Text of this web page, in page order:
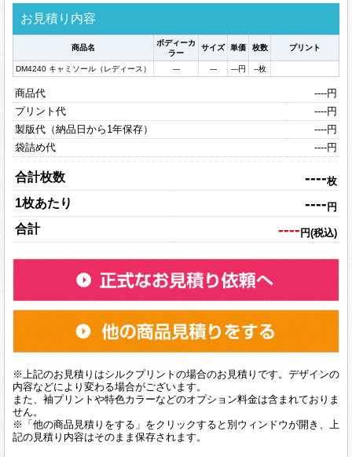
お見積り内容
商品名
ボディーカ
ラー
サイズ 単価 枚数 プリント
DM4240 キャミソール（レディース） --- --- ---円 --枚
商品代 ----円
プリント代
----円
製版代（納品日から1年保存）
----円
袋詰め代
----円
合計枚数 ----枚
1枚あたり ----円
合計 ----円(税込)
※上記のお見積りはシルクプリントの場合のお見積りです。デザインの
内容などにより変わる場合がございます。
また、袖プリントや特色カラーなどのオプション料金は含まれておりま
せん。
※「他の商品見積りをする」をクリックすると別ウィンドウが開き、上
記の見積り内容はそのまま保存されます。